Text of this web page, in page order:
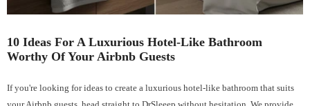
10 Ideas For A Luxurious Hotel-Like Bathroom
Worthy Of Your Airbnb Guests
If you're looking for ideas to create a luxurious hotel-like bathroom that suits